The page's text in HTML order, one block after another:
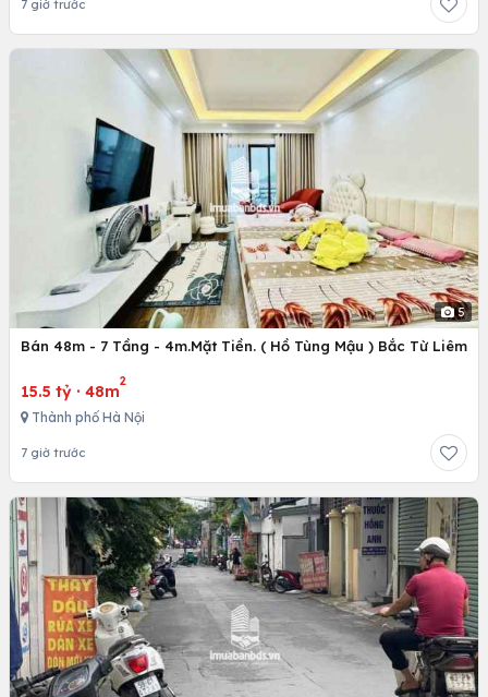
7 giờ trước
5
Bán 48m - 7 Tầng - 4m.Mặt Tiền. ( Hồ Tùng Mậu ) Bắc Từ Liêm
15.5 tỷ · 48m
2
Thành phố Hà Nội
7 giờ trước